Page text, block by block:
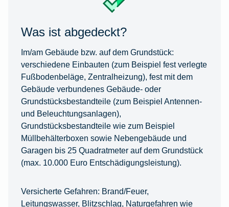
Was ist abgedeckt?
Im/am Gebäude bzw. auf dem Grundstück:
verschiedene Einbauten (zum Beispiel fest verlegte
Fußbodenbeläge, Zentralheizung), fest mit dem
Gebäude verbundenes Gebäude- oder
Grundstücksbestandteile (zum Beispiel Antennen-
und Beleuchtungsanlagen),
Grundstücksbestandteile wie zum Beispiel
Müllbehälterboxen sowie Nebengebäude und
Garagen bis 25 Quadratmeter auf dem Grundstück
(max. 10.000 Euro Entschädigungsleistung).
Versicherte Gefahren: Brand/Feuer,
Leitungswasser, Blitzschlag, Naturgefahren wie